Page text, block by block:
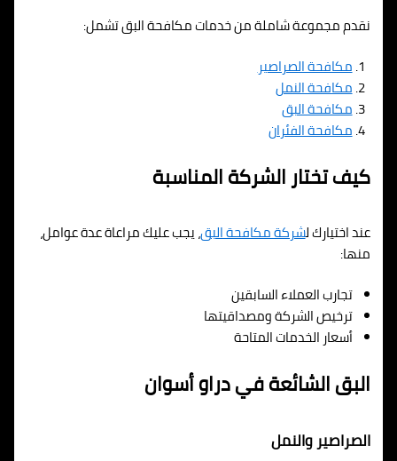
نقدم مجموعة شاملة من خدمات مكافحة البق تشمل:
مكافحة الصراصير
مكافحة النمل
مكافحة البق
مكافحة الفئران
كيف تختار الشركة المناسبة
عند اختيارك لشركة مكافحة البق، يجب عليك مراعاة عدة عوامل،
منها:
تجارب العملاء السابقين
ترخيص الشركة ومصداقيتها
أسعار الخدمات المتاحة
البق الشائعة في دراو أسوان
الصراصير والنمل